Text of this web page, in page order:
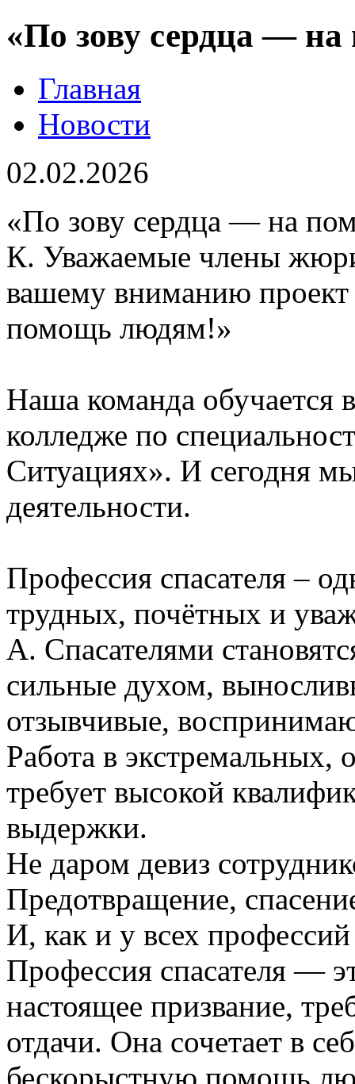
«По зову сердца —
Главная
Новости
02.02.2026
«По зову сердца — на
К. Уважаемые члены
вашему вниманию
помощь людям!»
Наша команда обучается
колледже по
Ситуациях». И сегодня
деятельности.
Профессия спасателя –
трудных, почётных и
А. Спасателями
сильные духом,
отзывчивые,
Работа в экстремальных,
требует высокой
выдержки.
Не даром девиз
Предотвращение,
И, как и у всех
Профессия спасателя —
настоящее призвание,
отдачи. Она сочетает в
бескорыстную помощь